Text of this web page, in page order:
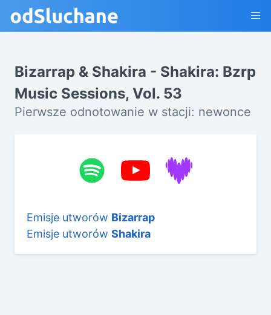
Bizarrap & Shakira - Shakira: Bzrp
Music Sessions, Vol. 53
Pierwsze odnotowanie w stacji: newonce
Emisje utworów Bizarrap
Emisje utworów Shakira